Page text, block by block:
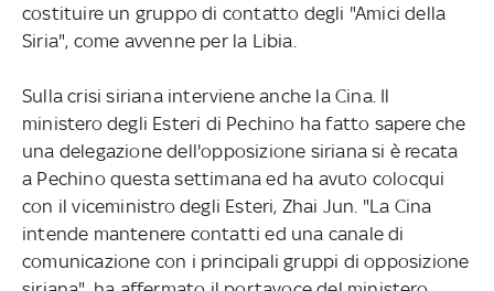
costituire un gruppo di contatto degli "Amici della
Siria", come avvenne per la Libia.
Sulla crisi siriana interviene anche la Cina. Il
ministero degli Esteri di Pechino ha fatto sapere che
una delegazione dell'opposizione siriana si è recata
a Pechino questa settimana ed ha avuto colocqui
con il viceministro degli Esteri, Zhai Jun. "La Cina
intende mantenere contatti ed una canale di
comunicazione con i principali gruppi di opposizione